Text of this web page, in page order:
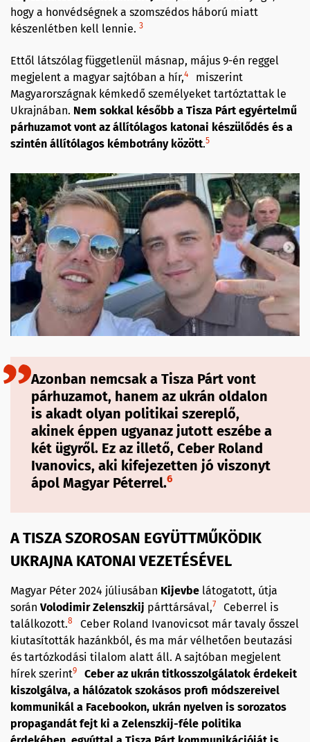
hogy a honvédségnek a szomszédos háború miatt
készenlétben kell lennie. 3
Ettől látszólag függetlenül másnap, május 9-én reggel
megjelent a magyar sajtóban a hír,4
miszerint
Magyarországnak kémkedő személyeket tartóztattak le
Ukrajnában. Nem sokkal később a Tisza Párt egyértelmű
párhuzamot vont az állítólagos katonai készülődés és a
szintén állítólagos kémbotrány között.5
Azonban nemcsak a Tisza Párt vont
párhuzamot, hanem az ukrán oldalon
is akadt olyan politikai szereplő,
akinek éppen ugyanaz jutott eszébe a
két ügyről. Ez az illető, Ceber Roland
Ivanovics, aki kifejezetten jó viszonyt
ápol Magyar Péterrel.6
A TISZA SZOROSAN EGYÜTTMŰKÖDIK
UKRAJNA KATONAI VEZETÉSÉVEL
Magyar Péter 2024 júliusában Kijevbe látogatott, útja
során Volodimir Zelenszkij párttársával,7
Ceberrel is
találkozott.8
Ceber Roland Ivanovicsot már tavaly ősszel
kiutasították hazánkból, és ma már vélhetően beutazási
és tartózkodási tilalom alatt áll. A sajtóban megjelent
hírek szerint9
Ceber az ukrán titkosszolgálatok érdekeit
kiszolgálva, a hálózatok szokásos profi módszereivel
kommunikál a Facebookon, ukrán nyelven is sorozatos
propagandát fejt ki a Zelenszkij-féle politika